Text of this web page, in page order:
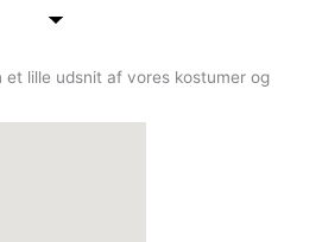
et lille udsnit af vores kostumer og